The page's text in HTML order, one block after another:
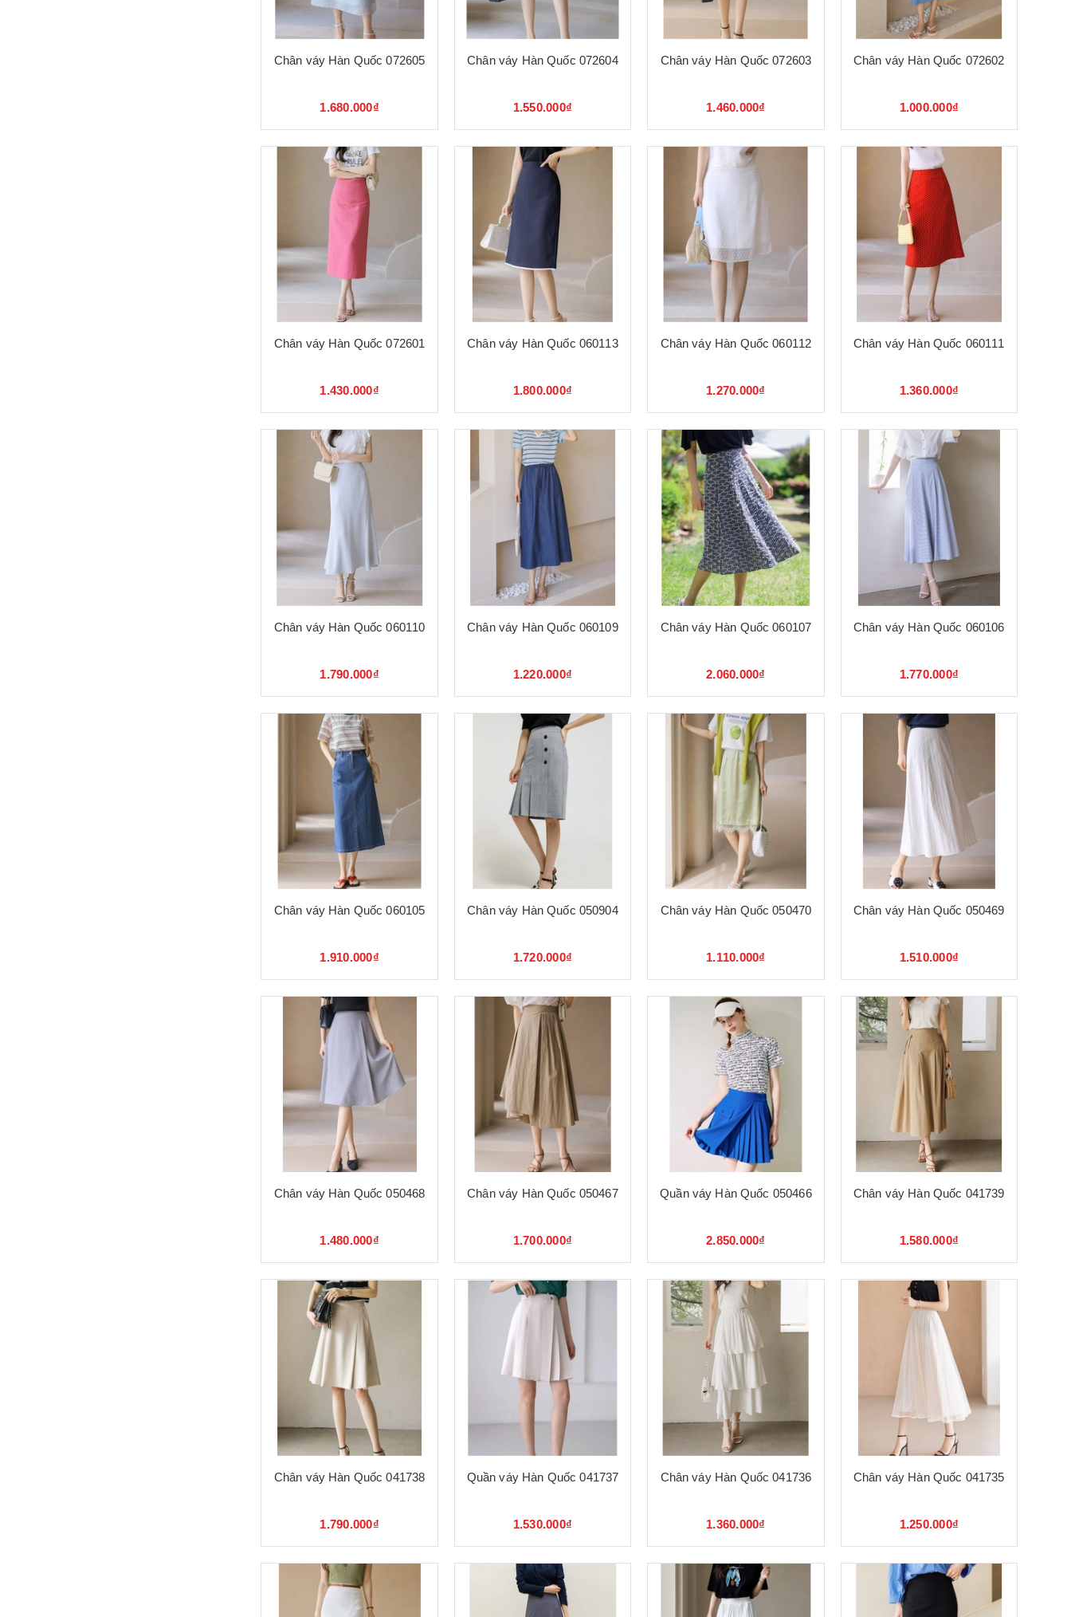
Chân váy Hàn Quốc 072605
1.680.000₫
Chân váy Hàn Quốc 072604
1.550.000₫
Chân váy Hàn Quốc 072603
1.460.000₫
Chân váy Hàn Quốc 072602
1.000.000₫
Chân váy Hàn Quốc 072601
1.430.000₫
Chân váy Hàn Quốc 060113
1.800.000₫
Chân váy Hàn Quốc 060112
1.270.000₫
Chân váy Hàn Quốc 060111
1.360.000₫
Chân váy Hàn Quốc 060110
1.790.000₫
Chân váy Hàn Quốc 060109
1.220.000₫
Chân váy Hàn Quốc 060107
2.060.000₫
Chân váy Hàn Quốc 060106
1.770.000₫
Chân váy Hàn Quốc 060105
1.910.000₫
Chân váy Hàn Quốc 050904
1.720.000₫
Chân váy Hàn Quốc 050470
1.110.000₫
Chân váy Hàn Quốc 050469
1.510.000₫
Chân váy Hàn Quốc 050468
1.480.000₫
Chân váy Hàn Quốc 050467
1.700.000₫
Quần váy Hàn Quốc 050466
2.850.000₫
Chân váy Hàn Quốc 041739
1.580.000₫
Chân váy Hàn Quốc 041738
1.790.000₫
Quần váy Hàn Quốc 041737
1.530.000₫
Chân váy Hàn Quốc 041736
1.360.000₫
Chân váy Hàn Quốc 041735
1.250.000₫